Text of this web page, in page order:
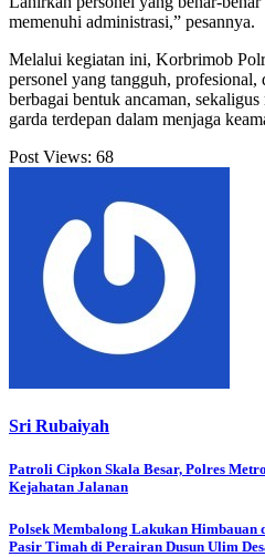
memenuhi administrasi,” pesannya.
Melalui kegiatan ini, Korbrimob
personel yang tangguh, profesional,
berbagai bentuk ancaman,
garda terdepan dalam menjaga
Post Views: 68
Sri Rubaiyah
Post
navigation
Patroli Cipkon Skala Besar, Polres
Kejahatan Jalanan
Polsek Membalong Lakukan Himbauan
Pasir Timah di Perairan Dusun Ulim